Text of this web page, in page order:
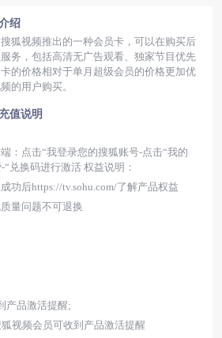
绍
狐视频推出的一种会员卡，可以在购买后
务，包括高清无广告观看、独家节目优先
的价格相对于单月超级会员的价格更加优
的用户购买。
值说明
：点击“我登录您的搜狐账号-点击“我的
兑换码进行激活 权益说明：
功后https://tv.sohu.com/了解产品权益
量问题不可退换
产品激活提醒;
视频会员可收到产品激活提醒